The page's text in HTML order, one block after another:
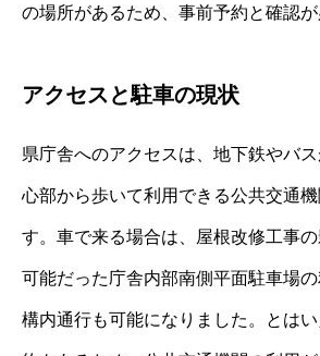
の場所があるため、事前予約と確認が
アクセスと駐車の現状
県庁舎へのアクセスは、地下鉄やバ
心部から歩いて利用できる公共交通
す。車で来る場合は、屋根改修工事
可能だった庁舎内部南側平面駐車場の
構内通行も可能になりました。とは